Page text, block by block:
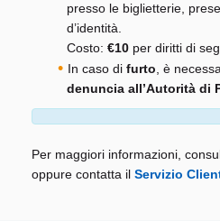
presso le biglietterie,
d’identità.
Costo: €10 per diritti di
In caso difurto, è
denuncia all’Autorità di
Per maggiori informazioni,
oppure contatta il Servizio